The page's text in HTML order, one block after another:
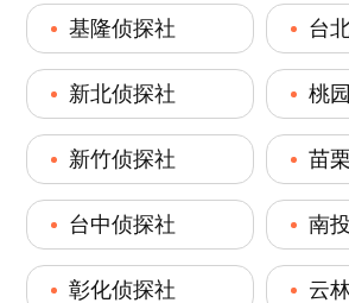
基隆侦探社 台
新北侦探社 桃
新竹侦探社 苗
台中侦探社 南
彰化侦探社 云